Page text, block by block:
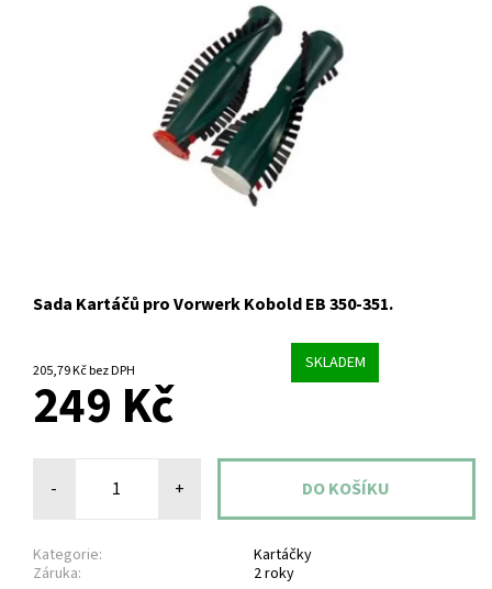
Sada Kartáčů pro Vorwerk Kobold EB 350-351.
205,79 Kč bez DPH SKLADEM
249 Kč
- +
Kategorie:
Kartáčky
Záruka:
2 roky